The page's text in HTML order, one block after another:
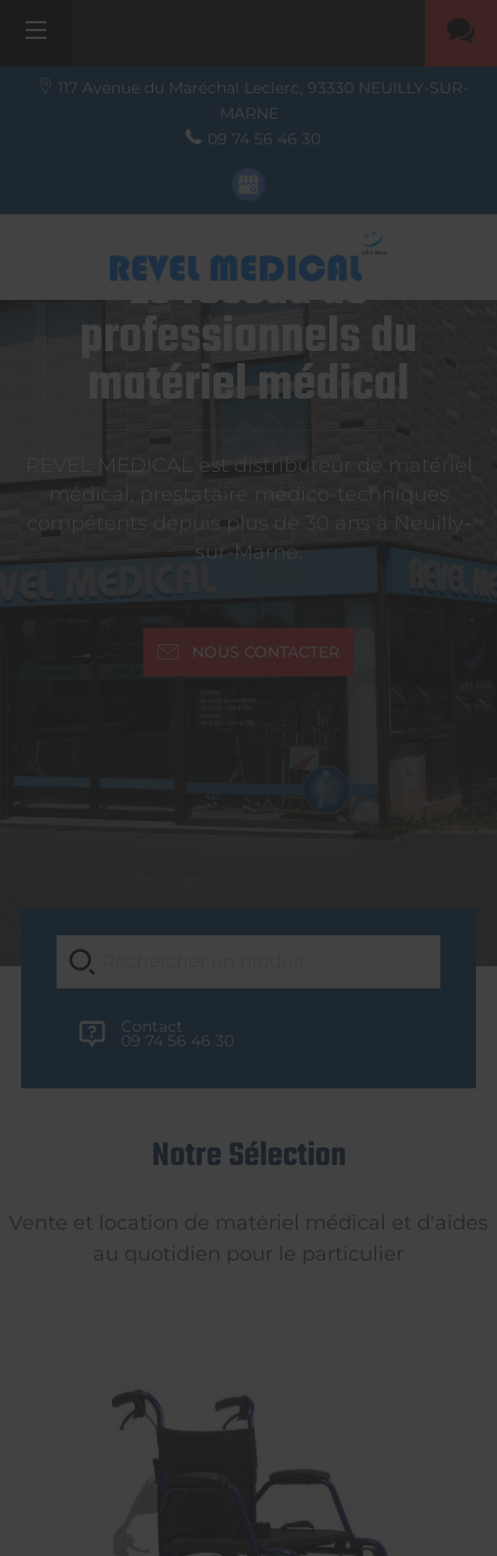
117 Avenue du Maréchal Leclerc, 93330 NEUILLY-SUR-
MARNE
09 74 56 46 30
Le réseau de
professionnels du
matériel médical
REVEL MEDICAL est distributeur de matériel
médical, prestataire médico-techniques
compétents depuis plus de 30 ans à Neuilly-
sur-Marne.
NOUS CONTACTER
Contact
09 74 56 46 30
Notre Sélection
Vente et location de matériel médical et d'aides
au quotidien pour le particulier